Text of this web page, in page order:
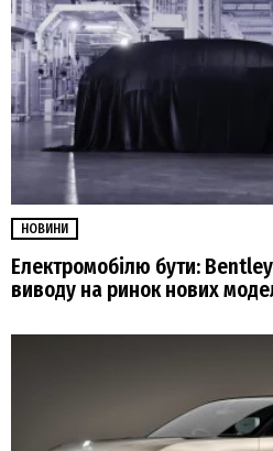
НОВИНИ
Електромобілю бути:
виводу на ринок нових